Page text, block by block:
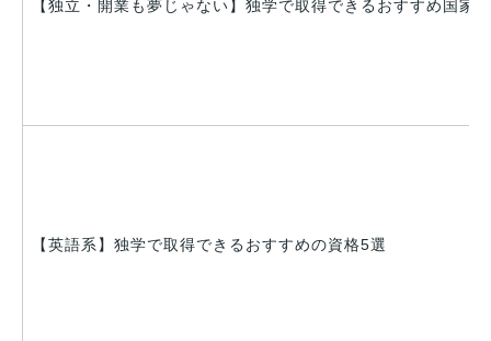
【独立・開業も夢じゃない】独学で取得できるおすすめ国家
【英語系】独学で取得できるおすすめの資格5選